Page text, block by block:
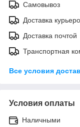
Самовывоз
Доставка
Доставка почтой
Транспортная
Все условия
Условия оплаты
Наличными